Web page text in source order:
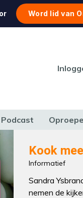
Word lid van
Podcast
Kook
Informatief
Sandra
nemen de